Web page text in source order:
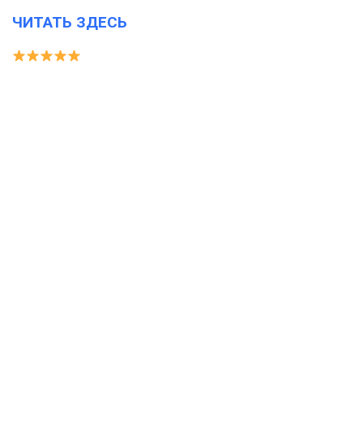
ЧИТАТЬ ЗДЕСЬ